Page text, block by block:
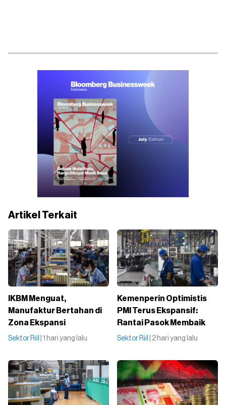
Artikel Terkait
IKBM Menguat,
Manufaktur Bertahan di
Zona Ekspansi
Sektor Riil | 1 hari yang lalu
Kemenperin Optimistis
PMI Terus Ekspansif:
Rantai Pasok Membaik
Sektor Riil | 2 hari yang lalu